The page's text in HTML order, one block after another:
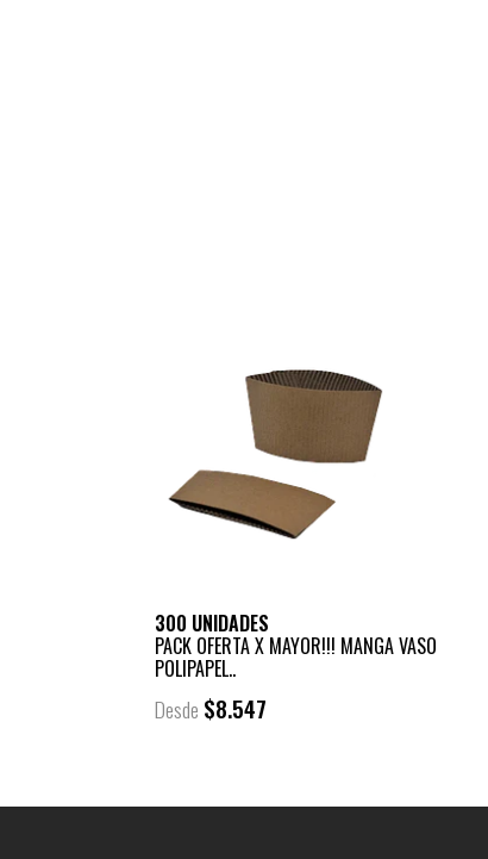
300 UNIDADES
PACK OFERTA X MAYOR!!! MANGA VASO
POLIPAPEL..
Desde $8.547